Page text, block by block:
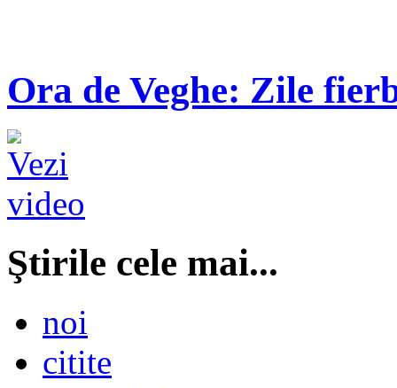
Ora de Veghe: Zile
Ştirile cele mai...
noi
citite